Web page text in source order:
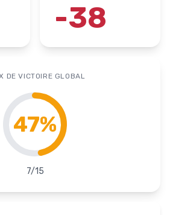
-38
DE VICTOIRE GLOBAL
47%
7/15